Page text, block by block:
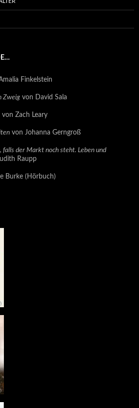
Finkelstein
Zweig von David Sala
von Zach Leary
von Johanna Gerngroß
falls der Markt noch steht. Leben und
Raupp
Burke (Hörbuch)